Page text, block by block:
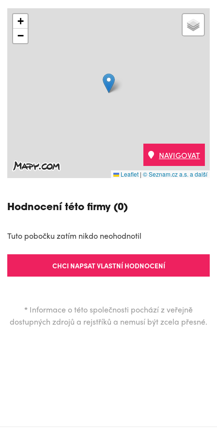
+
−
Leaflet | © Seznam.cz a.s. a další
NAVIGOVAT
Hodnocení této firmy (0)
Tuto pobočku zatím nikdo neohodnotil
CHCI NAPSAT VLASTNÍ HODNOCENÍ
* Informace o této společnosti pochází z veřejně
dostupných zdrojů a rejstříků a nemusí být zcela přesné.